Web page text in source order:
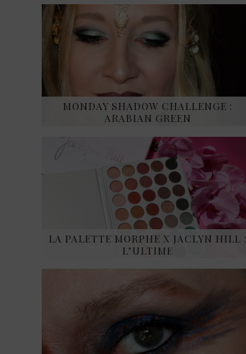
MONDAY SHADOW CHALLENGE :
ARABIAN GREEN
LA PALETTE MORPHE X JACLYN HILL :
L’ULTIME